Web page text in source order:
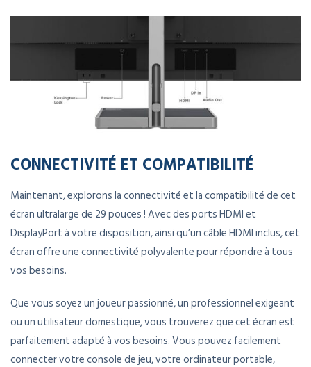
CONNECTIVITÉ ET COMPATIBILITÉ
Maintenant, explorons la connectivité et la compatibilité de cet
écran ultralarge de 29 pouces ! Avec des ports HDMI et
DisplayPort à votre disposition, ainsi qu’un câble HDMI inclus, cet
écran offre une connectivité polyvalente pour répondre à tous
vos besoins.
Que vous soyez un joueur passionné, un professionnel exigeant
ou un utilisateur domestique, vous trouverez que cet écran est
parfaitement adapté à vos besoins. Vous pouvez facilement
connecter votre console de jeu, votre ordinateur portable,